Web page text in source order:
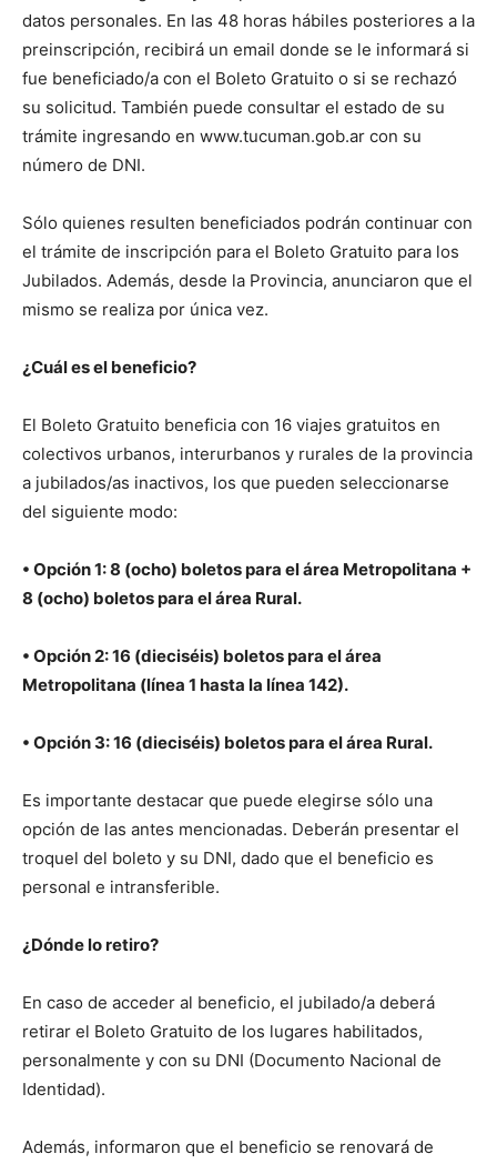
datos personales. En las 48 horas hábiles posteriores a la
preinscripción, recibirá un email donde se le informará si
fue beneficiado/a con el Boleto Gratuito o si se rechazó
su solicitud. También puede consultar el estado de su
trámite ingresando en www.tucuman.gob.ar con su
número de DNI.
Sólo quienes resulten beneficiados podrán continuar con
el trámite de inscripción para el Boleto Gratuito para los
Jubilados. Además, desde la Provincia, anunciaron que el
mismo se realiza por única vez.
¿Cuál es el beneficio?
El Boleto Gratuito beneficia con 16 viajes gratuitos en
colectivos urbanos, interurbanos y rurales de la provincia
a jubilados/as inactivos, los que pueden seleccionarse
del siguiente modo:
• Opción 1: 8 (ocho) boletos para el área Metropolitana +
8 (ocho) boletos para el área Rural.
• Opción 2: 16 (dieciséis) boletos para el área
Metropolitana (línea 1 hasta la línea 142).
• Opción 3: 16 (dieciséis) boletos para el área Rural.
Es importante destacar que puede elegirse sólo una
opción de las antes mencionadas. Deberán presentar el
troquel del boleto y su DNI, dado que el beneficio es
personal e intransferible.
¿Dónde lo retiro?
En caso de acceder al beneficio, el jubilado/a deberá
retirar el Boleto Gratuito de los lugares habilitados,
personalmente y con su DNI (Documento Nacional de
Identidad).
Además, informaron que el beneficio se renovará de